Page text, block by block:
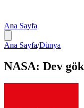
Ana Sayfa
Ana Sayfa/Dünya
NASA: Dev